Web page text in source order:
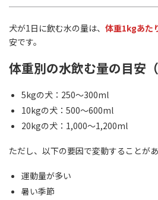
犬が1日に飲む水の量は、 体重1kgあた
安です。
体重別の水飲む量の目安（
5kgの犬：250〜300ml
10kgの犬：500〜600ml
20kgの犬：1,000〜1,200ml
ただし、以下の要因で変動することがあ
運動量が多い
暑い季節